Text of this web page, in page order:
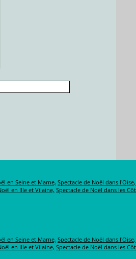
en Seine et Marne, Spectacle de Noël dans l'Oise,
en Ille et Vilaine, Spectacle de Noël dans les
en Seine et Marne, Spectacle de Noël dans l'Oise,
en Ille et Vilaine, Spectacle de Noël dans les